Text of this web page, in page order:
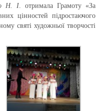
Н. І. отримала Грамоту «За
цінностей підростаючого
святі художньої творчості